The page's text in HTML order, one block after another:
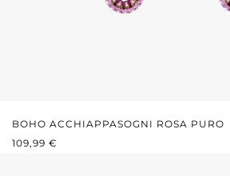
BOHO ACCHIAPPASOGNI ROSA PURO
PREZZO NORMALE:
109,99 €